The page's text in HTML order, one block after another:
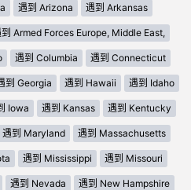
遇到 Arizona 遇到 Arkansas
Armed Forces Europe, Middle East,
遇到 Columbia 遇到 Connecticut
到 Georgia 遇到 Hawaii 遇到 Idaho
Iowa 遇到 Kansas 遇到 Kentucky
遇到 Maryland 遇到 Massachusetts
遇到 Mississippi 遇到 Missouri
遇到 Nevada 遇到 New Hampshire